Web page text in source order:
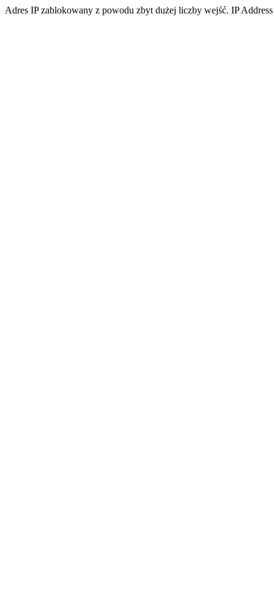
Adres IP zablokowany z powodu zbyt dużej liczby wejść. IP